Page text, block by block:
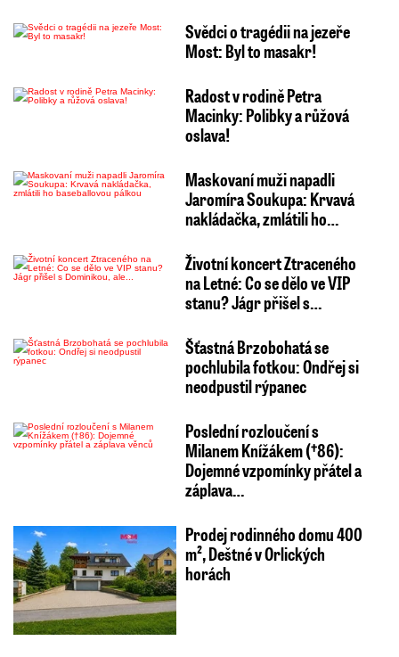
Svědci o tragédii na jezeře
Most: Byl to masakr!
Radost v rodině Petra
Macinky: Polibky a růžová
oslava!
Maskovaní muži napadli
Jaromíra Soukupa: Krvavá
nakládačka, zmlátili ho…
Životní koncert Ztraceného
na Letné: Co se dělo ve VIP
stanu? Jágr přišel s…
Šťastná Brzobohatá se
pochlubila fotkou: Ondřej si
neodpustil rýpanec
Poslední rozloučení s
Milanem Knížákem (†86):
Dojemné vzpomínky přátel a
záplava…
Prodej rodinného domu 400
m², Deštné v Orlických
horách